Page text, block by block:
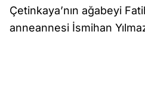
Çetinkaya’nın ağabeyi
anneannesi İsmihan